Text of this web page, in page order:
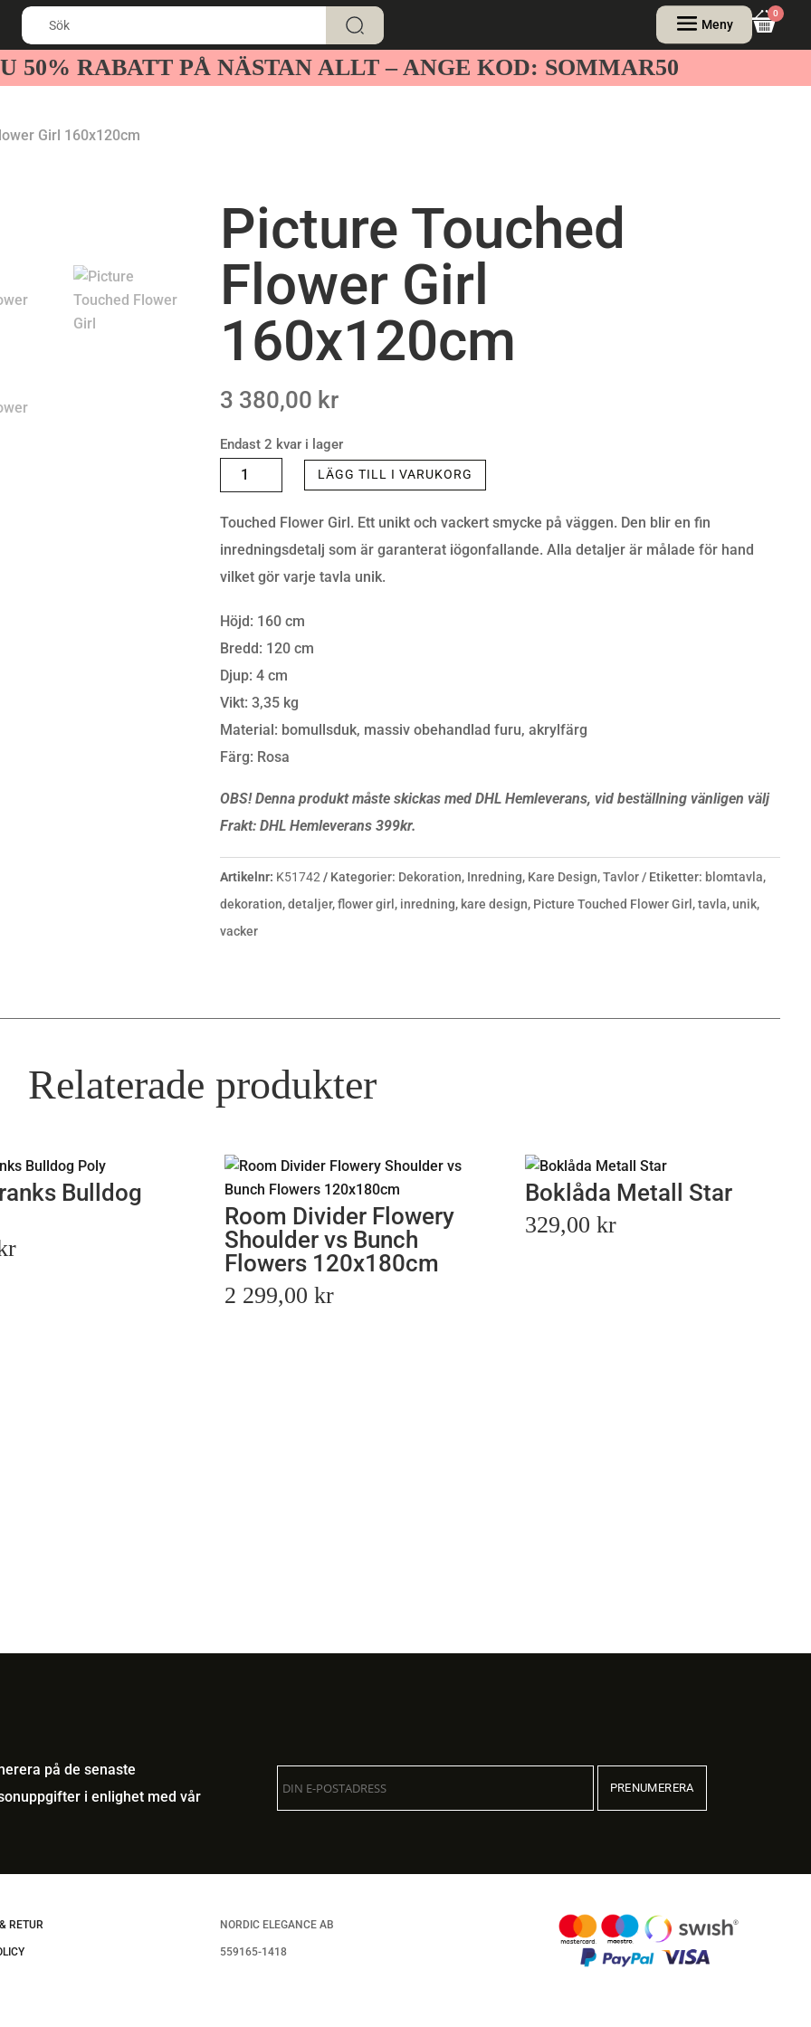
0
50% RABATT PÅ NÄSTAN ALLT – ANGE KOD: SOMMAR50
Girl 160x120cm
Picture Touched
Flower Girl
160x120cm
3 380,00 kr
Endast 2 kvar i lager
PICTURE
TOUCHED
FLOWER
GIRL
160X120CM
LÄGG TILL I VARUKORG
Touched Flower Girl. Ett unikt och vackert smycke på väggen. Den blir en fin
inredningsdetalj som är garanterat iögonfallande. Alla detaljer är målade för hand
vilket gör varje tavla unik.
Höjd: 160 cm
Bredd: 120 cm
Djup: 4 cm
Vikt: 3,35 kg
Material: bomullsduk, massiv obehandlad furu, akrylfärg
Färg: Rosa
OBS! Denna produkt måste skickas med DHL Hemleverans, vid beställning vänligen välj
Frakt: DHL Hemleverans 399kr.
Artikelnr: K51742 Kategorier: Dekoration, Inredning, Kare Design,Tavlor Etiketter: blomtavla,
dekoration,detaljer,flower girl , inredning, kare design, Picture Touched Flower Girl ,tavla,unik,
vacker
Relaterade produkter
Bulldog
Room Divider Flowery
Shoulder vs Bunch
Flowers 120x180cm
2 299,00kr
Boklåda Metall Star
329,00 kr
på de senaste
i enlighet med vår
RETUR NORDIC ELEGANCE AB
559165-1418